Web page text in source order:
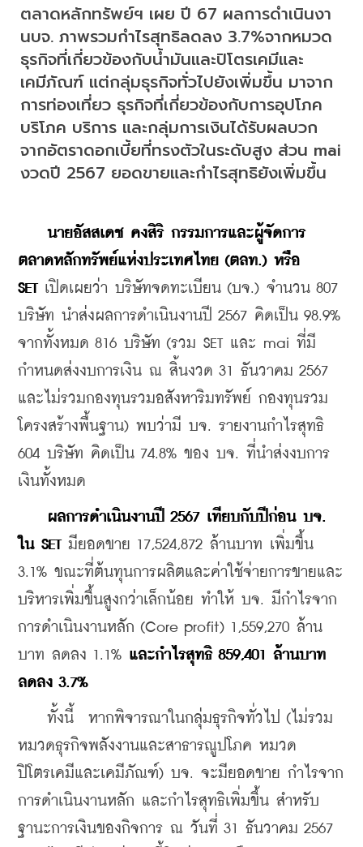
ตลาดหลักทรัพย์ฯ เผย ปี 67 ผลการดำเนินงา
นบจ. ภาพรวมกำไรสุทธิลดลง 3.7%จากหมวด
ธุรกิจที่เกี่ยวข้องกับน้ำมันและปิโตรเคมีและ
เคมีภัณฑ์ แต่กลุ่มธุรกิจทั่วไปยังเพิ่มขึ้น มาจาก
การท่องเที่ยว ธุรกิจที่เกี่ยวข้องกับการอุปโภค
บริโภค บริการ และกลุ่มการเงินได้รับผลบวก
จากอัตราดอกเบี้ยที่ทรงตัวในระดับสูง ส่วน mai
งวดปี 2567 ยอดขายและกำไรสุทธิยังเพิ่มขึ้น
นายอัสสเดช คงสิริ กรรมการและผู้จัดการ
ตลาดหลักทรัพย์แห่งประเทศไทย (ตลท.) หรือ
SET เปิดเผยว่า บริษัทจดทะเบียน (บจ.) จำนวน 807
บริษัท นำส่งผลการดำเนินงานปี 2567 คิดเป็น 98.9%
จากทั้งหมด 816 บริษัท (รวม SET และ mai ที่มี
กำหนดส่งงบการเงิน ณ สิ้นงวด 31 ธันวาคม 2567
และไม่รวมกองทุนรวมอสังหาริมทรัพย์ กองทุนรวม
โครงสร้างพื้นฐาน) พบว่ามี บจ. รายงานกำไรสุทธิ
604 บริษัท คิดเป็น 74.8% ของ บจ. ที่นำส่งงบการ
เงินทั้งหมด
ผลการดำเนินงานปี 2567 เทียบกับปีก่อน บจ.
ใน SET มียอดขาย 17,524,872 ล้านบาท เพิ่มขึ้น
3.1% ขณะที่ต้นทุนการผลิตและค่าใช้จ่ายการขายและ
บริหารเพิ่มขึ้นสูงกว่าเล็กน้อย ทำให้ บจ. มีกำไรจาก
การดำเนินงานหลัก (Core profit) 1,559,270 ล้าน
บาท ลดลง 1.1% และกำไรสุทธิ 859,401 ล้านบาท
ลดลง 3.7%
ทั้งนี้  หากพิจารณาในกลุ่มธุรกิจทั่วไป (ไม่รวม
หมวดธุรกิจพลังงานและสาธารณูปโภค หมวด
ปิโตรเคมีและเคมีภัณฑ์) บจ. จะมียอดขาย กำไรจาก
การดำเนินงานหลัก และกำไรสุทธิเพิ่มขึ้น สำหรับ
ฐานะการเงินของกิจการ ณ วันที่ 31 ธันวาคม 2567